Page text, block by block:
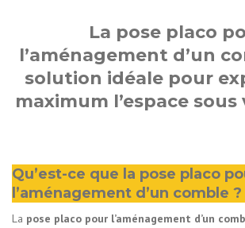
La pose placo
l’aménagement d’un
solution idéale pour
maximum l’espace
Qu’est-ce que la pose placo
l’aménagement d’un comble ?
La pose placo pour l’aménagement d’un